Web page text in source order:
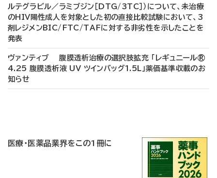
ルテグラビル／ラミブジン［DTG/3TC］）について、未治療
のHIV陽性成人を対象とした初の直接比較試験において、3
剤レジメンBIC/FTC/TAFに対する非劣性を示したことを
発表
ヴァンティブ 腹膜透析治療の選択肢拡充 「レギュニール®
4.25 腹膜透析液 UV ツインバッグ1.5L」薬価基準収載のお
知らせ
医療・医薬品業界をこの1冊に